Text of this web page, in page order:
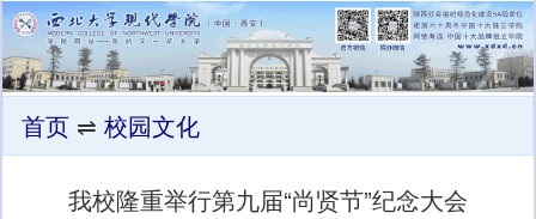
首页 ⇌校园文化
我校隆重举行第九届“尚贤节”纪念大会